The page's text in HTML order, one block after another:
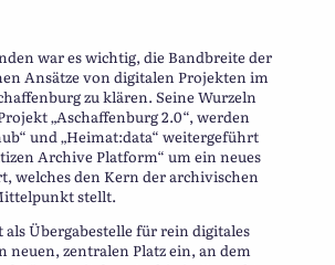
war es wichtig, die Bandbreite der
Ansätze von digitalen Projekten im
zu klären. Seine Wurzeln
„Aschaffenburg 2.0“, werden
und „Heimat:data“ weitergeführt
Archive Platform“ um ein neues
welches den Kern der archivischen
stellt.
als Übergabestelle für rein digitales
neuen, zentralen Platz ein, an dem